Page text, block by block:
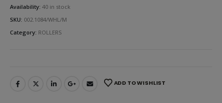
Availability: 40 in stock
SKU: 002.1084/WHL/M
Category: ROLLERS
ADD TO WISHLIST